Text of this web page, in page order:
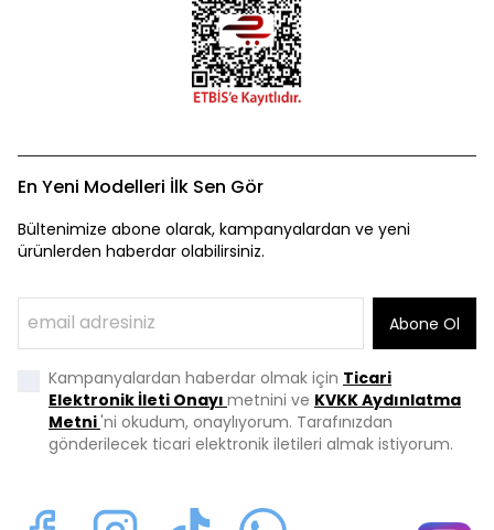
En Yeni Modelleri İlk Sen Gör
Bültenimize abone olarak, kampanyalardan ve yeni
ürünlerden haberdar olabilirsiniz.
Abone Ol
Kampanyalardan haberdar olmak için Ticari
Elektronik İleti Onayı metnini ve KVKK Aydınlatma
Metni'ni okudum, onaylıyorum. Tarafınızdan
gönderilecek ticari elektronik iletileri almak istiyorum.